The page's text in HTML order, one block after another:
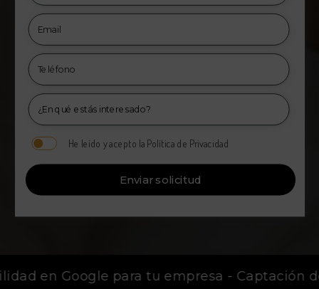
He leído y acepto la Política de Privacidad
Enviar solicitud
en Google para tu empresa - Captación